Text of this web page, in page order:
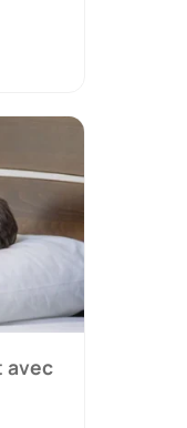
avec